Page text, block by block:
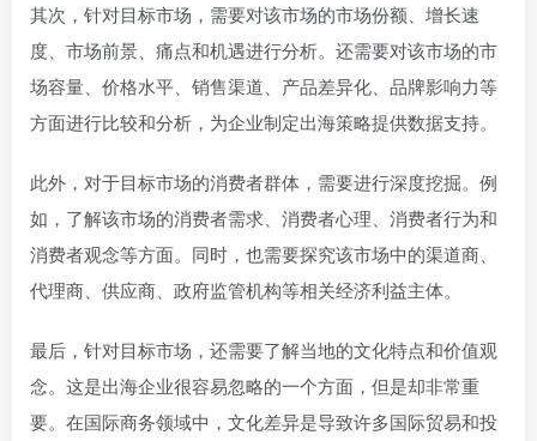
其次，针对目标市场，需要对该市场的市场份额、增长速
度、市场前景、痛点和机遇进行分析。还需要对该市场的市
场容量、价格水平、销售渠道、产品差异化、品牌影响力等
方面进行比较和分析，为企业制定出海策略提供数据支持。
此外，对于目标市场的消费者群体，需要进行深度挖掘。例
如，了解该市场的消费者需求、消费者心理、消费者行为和
消费者观念等方面。同时，也需要探究该市场中的渠道商、
代理商、供应商、政府监管机构等相关经济利益主体。
最后，针对目标市场，还需要了解当地的文化特点和价值观
念。这是出海企业很容易忽略的一个方面，但是却非常重
要。在国际商务领域中，文化差异是导致许多国际贸易和投